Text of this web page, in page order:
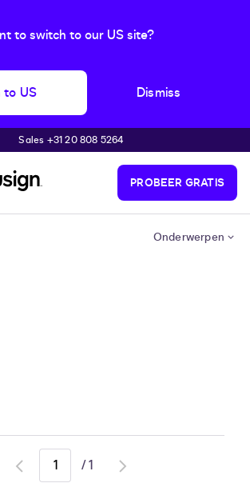
to switch to our US site?
to US Dismiss
principal
Sales +31 20 808 5264
PROBEER GRATIS
Onderwerpen
Go
/1
Go